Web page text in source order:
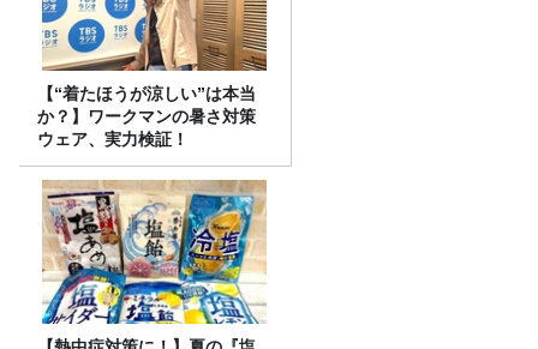
【“着たほうが涼しい”は本当
か？】ワークマンの暑さ対策
ウェア、実力検証！